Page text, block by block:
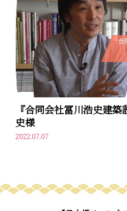
『合同会社冨川浩史建
史様
2022.07.07